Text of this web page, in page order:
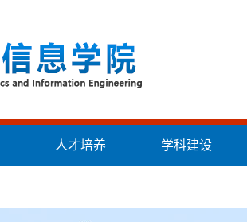
人才培养 学科建设